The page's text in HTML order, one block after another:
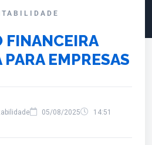
FINANCEIRA
EMPRESAS
05/08/2025 14:51